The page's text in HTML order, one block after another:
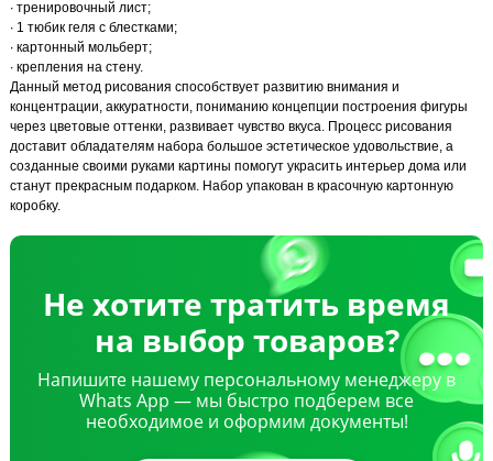
∙ тренировочный лист;
∙ 1 тюбик геля с блестками;
∙ картонный мольберт;
∙ крепления на стену.
Данный метод рисования способствует развитию внимания и
концентрации, аккуратности, пониманию концепции построения фигуры
через цветовые оттенки, развивает чувство вкуса. Процесс рисования
доставит обладателям набора большое эстетическое удовольствие, а
созданные своими руками картины помогут украсить интерьер дома или
станут прекрасным подарком. Набор упакован в красочную картонную
коробку.
Не хотите тратить время
на выбор товаров?
Напишите нашему персональному менеджеру в
Whats App — мы быстро подберем все
необходимое и оформим документы!